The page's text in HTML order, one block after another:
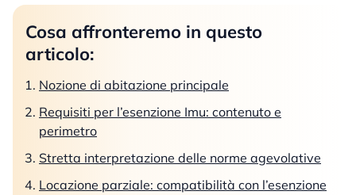
Cosa affronteremo in questo
articolo:
Nozione di abitazione principale
Requisiti per l’esenzione Imu: contenuto e
perimetro
Stretta interpretazione delle norme agevolative
Locazione parziale: compatibilità con l’esenzione